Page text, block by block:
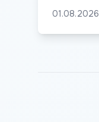
01.08.2026